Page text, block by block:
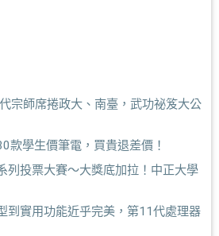
宗師席捲政大、南臺，武功祕笈大公
款學生價筆電，買貴退差價！
列投票大賽～大獎底加拉！中正大學
到實用功能近乎完美，第11代處理器